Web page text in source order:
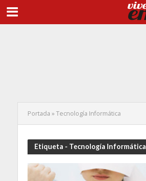
Portada »Tecnología Informática
Etiqueta - Tecnología Informática